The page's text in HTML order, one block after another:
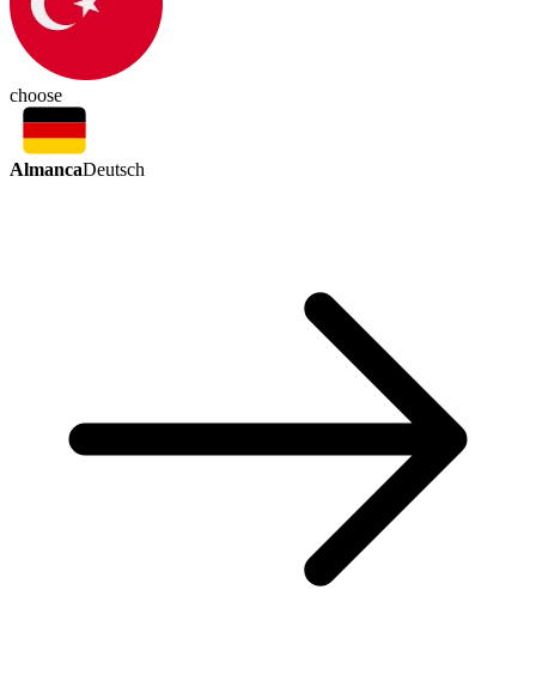
choose
AlmancaDeutsch